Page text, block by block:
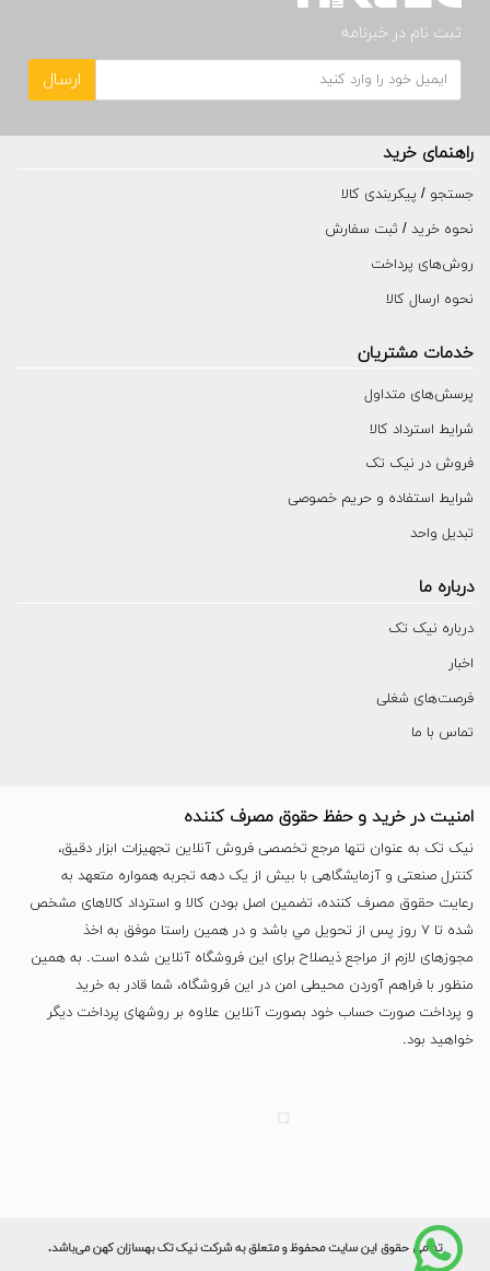
ثبت نام در خبرنامه
ارسال
راهنمای خرید
جستجو / پیکربندی کالا
نحوه خرید / ثبت سفارش
روش‌های پرداخت
نحوه ارسال کالا
خدمات مشتریان
پرسش‌های متداول
شرایط استرداد کالا
فروش در نیک تک
شرایط استفاده و حریم خصوصی
تبدیل واحد
درباره ما
درباره نیک تک
اخبار
فرصت‌های شغلی
تماس با ما
امنیت در خرید و حفظ حقوق مصرف کننده
نیک تک به عنوان تنها مرجع تخصصی فروش آنلاین تجهیزات ابزار دقیق،
کنترل صنعتی و آزمایشگاهی با بیش از یک دهه تجربه همواره متعهد به
رعایت حقوق مصرف کننده، تضمین اصل بودن کالا و استرداد کالاهای مشخص
شده تا ٧ روز پس از تحویل مي باشد و در همين راستا موفق به اخذ
مجوزهای لازم از مراجع ذیصلاح برای این فروشگاه آنلاین شده است. به همين
منظور با فراهم آوردن محیطی امن در این فروشگاه، شما قادر به خرید
و پرداخت صورت حساب خود بصورت آنلاین علاوه بر روشهای پرداخت دیگر
خواهید بود.
تمامی حقوق این سایت محفوظ و متعلق به شرکت نیک تک بهسازان کهن می‌باشد.